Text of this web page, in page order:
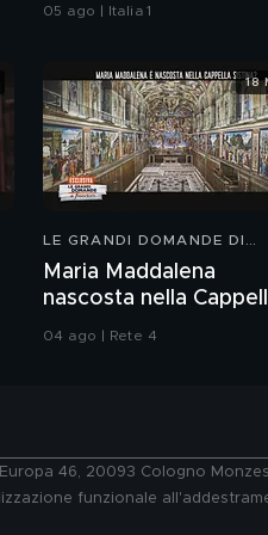
per
05 ago | Italia 1
LE GRANDI DOMANDE DI
Maria Maddalena
nascosta nella
Sistina?
04 ago | Rete 4
18
46, 20093 Cologno
funzionale